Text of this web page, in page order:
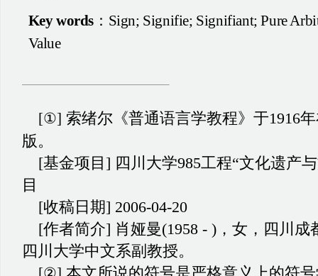
Key words：Sign; Signifie; Signifiant; Pure
Value
[①] 索绪尔《普通语言学教程》于1916
版。
[基金项目] 四川大学985工程“文化遗产
目
[收稿日期] 2006-04-20
[作者简介] 肖娅曼(1958 - )，女，四川
四川大学中文系副教授。